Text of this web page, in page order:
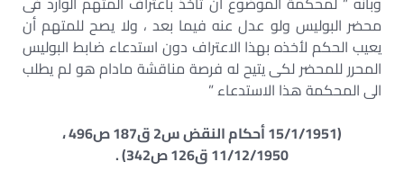
محضر البوليس ولو عدل عنه فيما بعد ، ولا يصح للمتهم أن
يعيب الحكم لأخذه بهذا الاعتراف دون استدعاء ضابط البوليس
المحرر للمحضر لكى يتيح له فرصة مناقشة مادام هو لم يطلب
الى المحكمة هذا الاستدعاء ”
(15/1/1951 أحكام النقض س2 ق187 ص496 ،
11/12/1950 ق126 ص342) .